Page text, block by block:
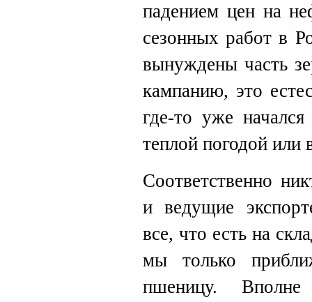
падением цен на
сезонных работ в
вынуждены часть
кампанию, это
где-то уже
теплой погодой или
Соответственно
и ведущие
все, что есть на
мы только
пшеницу.